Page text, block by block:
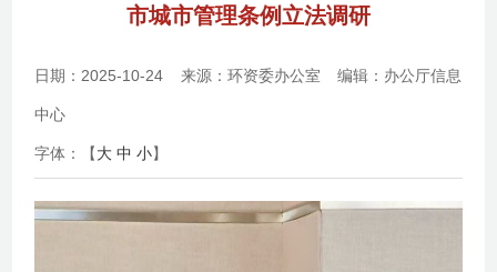
市城市管理条例立法调研
日期：2025-10-24 来源：环资委办公室 编辑：办公厅信息
中心
字体：【大 中 小】